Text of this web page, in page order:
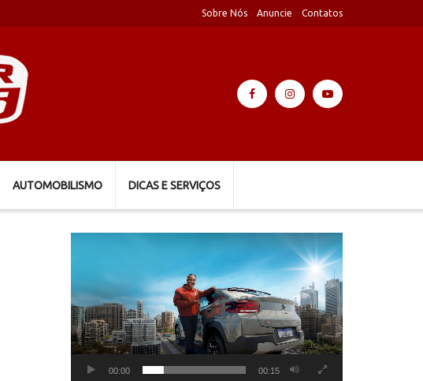
Sobre Nós Anuncie Contatos
AUTOMOBILISMO DICAS E SERVIÇOS
00:00 00:15